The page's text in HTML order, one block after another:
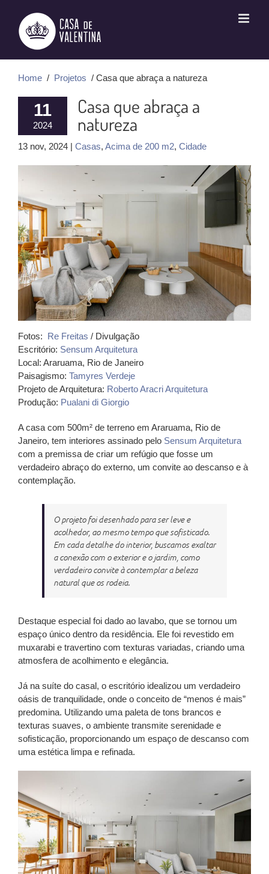
conteúdo
Home / Projetos / Casa que abraça a natureza
11
2024
Casa que abraça a
natureza
13 nov, 2024 | Casas, Acima de 200 m2, Cidade
Fotos: Re Freitas / Divulgação
Escritório: Sensum Arquitetura
Local: Araruama, Rio de Janeiro
Paisagismo: Tamyres Verdeje
Projeto de Arquitetura: Roberto Aracri Arquitetura
Produção: Pualani di Giorgio
A casa com 500m² de terreno em Araruama, Rio de
Janeiro, tem interiores assinado pelo Sensum Arquitetura
com a premissa de criar um refúgio que fosse um
verdadeiro abraço do externo, um convite ao descanso e à
contemplação.
O projeto foi desenhado para ser leve e
acolhedor, ao mesmo tempo que sofisticado.
Em cada detalhe do interior, buscamos exaltar
a conexão com o exterior e o jardim, como
verdadeiro convite à contemplar a beleza
natural que os rodeia.
Destaque especial foi dado ao lavabo, que se tornou um
espaço único dentro da residência. Ele foi revestido em
muxarabi e travertino com texturas variadas, criando uma
atmosfera de acolhimento e elegância.
Já na suíte do casal, o escritório idealizou um verdadeiro
oásis de tranquilidade, onde o conceito de “menos é mais”
predomina. Utilizando uma paleta de tons brancos e
texturas suaves, o ambiente transmite serenidade e
sofisticação, proporcionando um espaço de descanso com
uma estética limpa e refinada.